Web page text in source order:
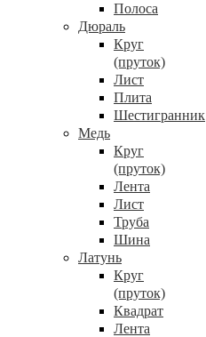
Полоса
Дюраль
Круг
(пруток)
Лист
Плита
Шестигранник
Медь
Круг
(пруток)
Лента
Лист
Труба
Шина
Латунь
Круг
(пруток)
Квадрат
Лента